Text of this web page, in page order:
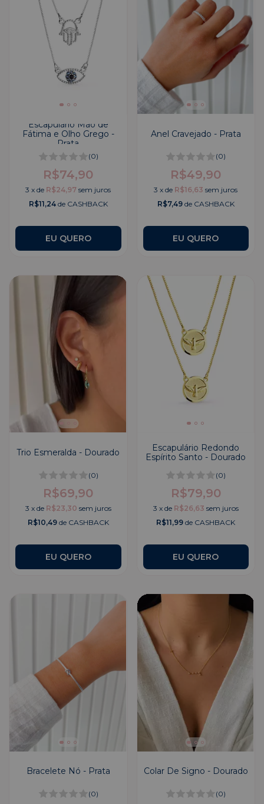
Escapulário Mão de
Fátima e Olho Grego -
Prata
(0)
R$74,90
3 xde R$24,97 sem juros
R$11,24de CASHBACK
Anel Cravejado - Prata
(0)
R$49,90
3 xde R$16,63 sem juros
R$7,49de CASHBACK
EU QUERO
Trio Esmeralda - Dourado
(0)
R$69,90
3 x de R$23,30 sem juros
R$10,49de CASHBACK
Escapulário Redondo
Espírito Santo - Dourado
(0)
R$79,90
3 x de R$26,63 sem juros
R$11,99 de CASHBACK
Bracelete Nó - Prata
(0)
Colar De Signo - Dourado
(0)